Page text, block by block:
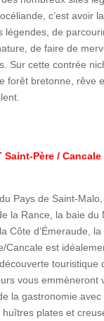
c’est avoir
légendes, de
de faire de
Sur cette contrée
forêt bretonne, rêve
Saint-Père /
Pays de Saint-
la Rance, la baie du
Côte d’Émeraude,
Cancale est
touristique
vous emmèneront
la gastronomie avec
huîtres plates et